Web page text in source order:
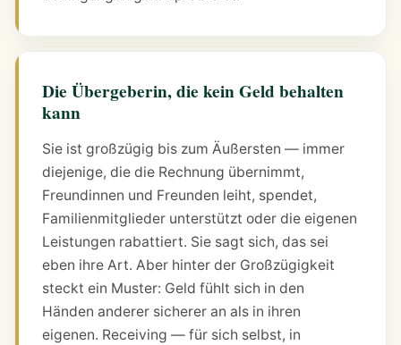
Die Übergeberin, die kein Geld behalten
kann
Sie ist großzügig bis zum Äußersten — immer
diejenige, die die Rechnung übernimmt,
Freundinnen und Freunden leiht, spendet,
Familienmitglieder unterstützt oder die eigenen
Leistungen rabattiert. Sie sagt sich, das sei
eben ihre Art. Aber hinter der Großzügigkeit
steckt ein Muster: Geld fühlt sich in den
Händen anderer sicherer an als in ihren
eigenen. Receiving — für sich selbst, in